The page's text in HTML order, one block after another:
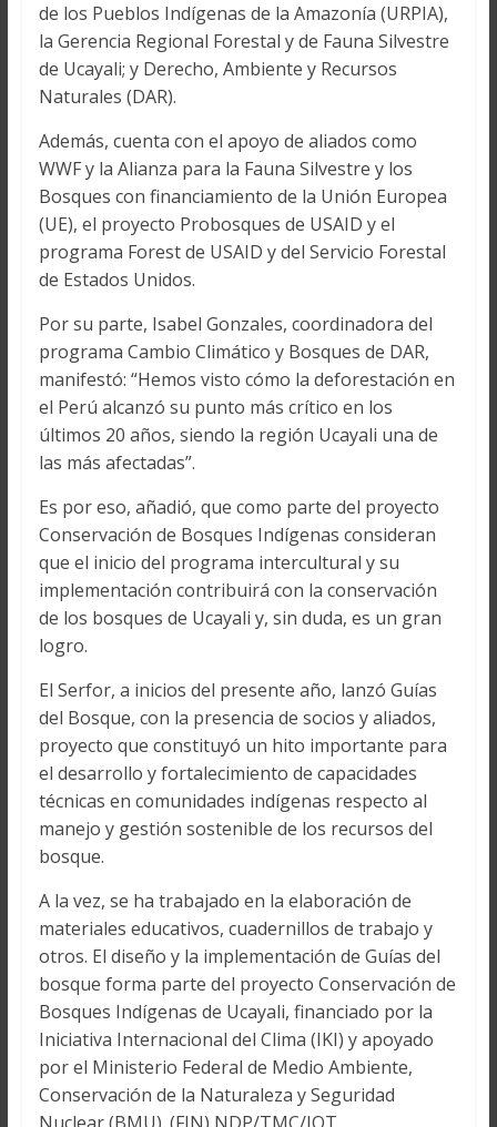
de los Pueblos Indígenas de la Amazonía (URPIA),
la Gerencia Regional Forestal y de Fauna Silvestre
de Ucayali; y Derecho, Ambiente y Recursos
Naturales (DAR).
Además, cuenta con el apoyo de aliados como
WWF y la Alianza para la Fauna Silvestre y los
Bosques con financiamiento de la Unión Europea
(UE), el proyecto Probosques de USAID y el
programa Forest de USAID y del Servicio Forestal
de Estados Unidos.
Por su parte, Isabel Gonzales, coordinadora del
programa Cambio Climático y Bosques de DAR,
manifestó: “Hemos visto cómo la deforestación en
el Perú alcanzó su punto más crítico en los
últimos 20 años, siendo la región Ucayali una de
las más afectadas”.
Es por eso, añadió, que como parte del proyecto
Conservación de Bosques Indígenas consideran
que el inicio del programa intercultural y su
implementación contribuirá con la conservación
de los bosques de Ucayali y, sin duda, es un gran
logro.
El Serfor, a inicios del presente año, lanzó Guías
del Bosque, con la presencia de socios y aliados,
proyecto que constituyó un hito importante para
el desarrollo y fortalecimiento de capacidades
técnicas en comunidades indígenas respecto al
manejo y gestión sostenible de los recursos del
bosque.
A la vez, se ha trabajado en la elaboración de
materiales educativos, cuadernillos de trabajo y
otros. El diseño y la implementación de Guías del
bosque forma parte del proyecto Conservación de
Bosques Indígenas de Ucayali, financiado por la
Iniciativa Internacional del Clima (IKI) y apoyado
por el Ministerio Federal de Medio Ambiente,
Conservación de la Naturaleza y Seguridad